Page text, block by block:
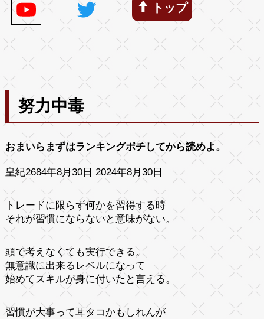
トップ
努力中毒
おまいらまずはランキングポチしてから読めよ。
皇紀2684年8月30日 2024年8月30日
トレードに限らず何かを習得する時
それが習慣にならないと意味がない。
頭で考えなくても実行できる。
無意識に出来るレベルになって
始めてスキルが身に付いたと言える。
習慣が大事って耳タコかもしれんが